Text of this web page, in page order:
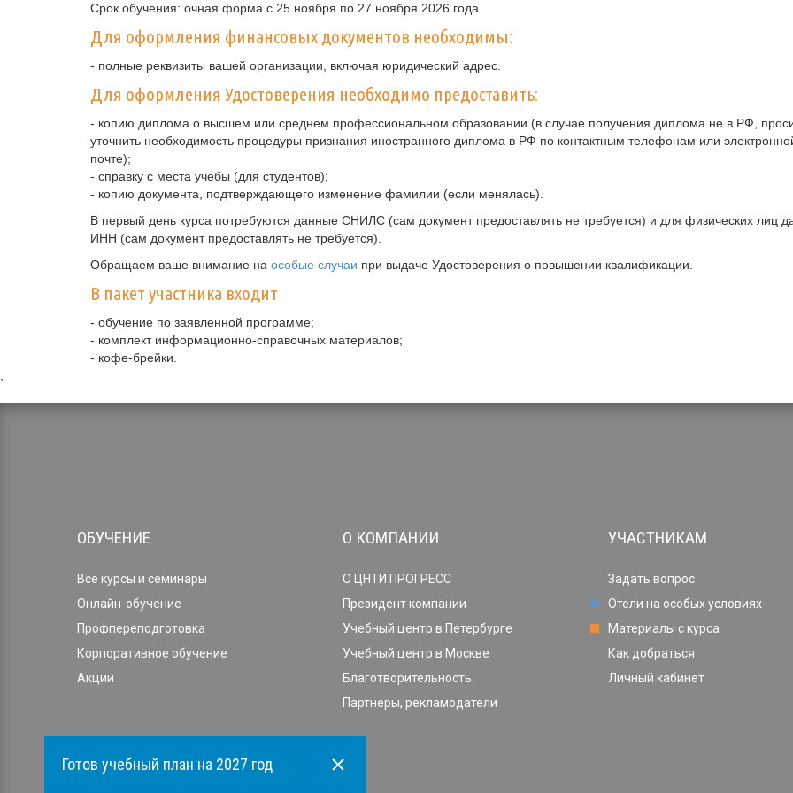
Готов учебный план на 2027 год
Срок обучения: очная форма с 25 ноября по 27 ноября 2026 года
Для оформления финансовых документов необходимы:
- полные реквизиты вашей организации, включая юридический адрес.
Для оформления Удостоверения необходимо предоставить:
- копию диплома о высшем или среднем профессиональном образовании (в случае получения диплома не в РФ,
уточнить необходимость процедуры признания иностранного диплома в РФ по контактным телефонам или
почте);
- справку с места учебы (для студентов);
- копию документа, подтверждающего изменение фамилии (если менялась).
В первый день курса потребуются данные СНИЛС (сам документ предоставлять не требуется) и для физических лиц
ИНН (сам документ предоставлять не требуется).
Обращаем ваше внимание на особые случаи при выдаче Удостоверения о повышении квалификации.
В пакет участника входит
- обучение по заявленной программе;
- комплект информационно-справочных материалов;
- кофе-брейки.
ОБУЧЕНИЕ
Все курсы и семинары
Онлайн-обучение
Профпереподготовка
Корпоративное обучение
Акции
О КОМПАНИИ
О ЦНТИ ПРОГРЕСС
Президент компании
Учебный центр в Петербурге
Учебный центр в Москве
Благотворительность
Партнеры, рекламодатели
УЧАСТНИКАМ
Задать вопрос
Отели на особых условиях
Материалы с курса
Как добраться
Личный кабинет